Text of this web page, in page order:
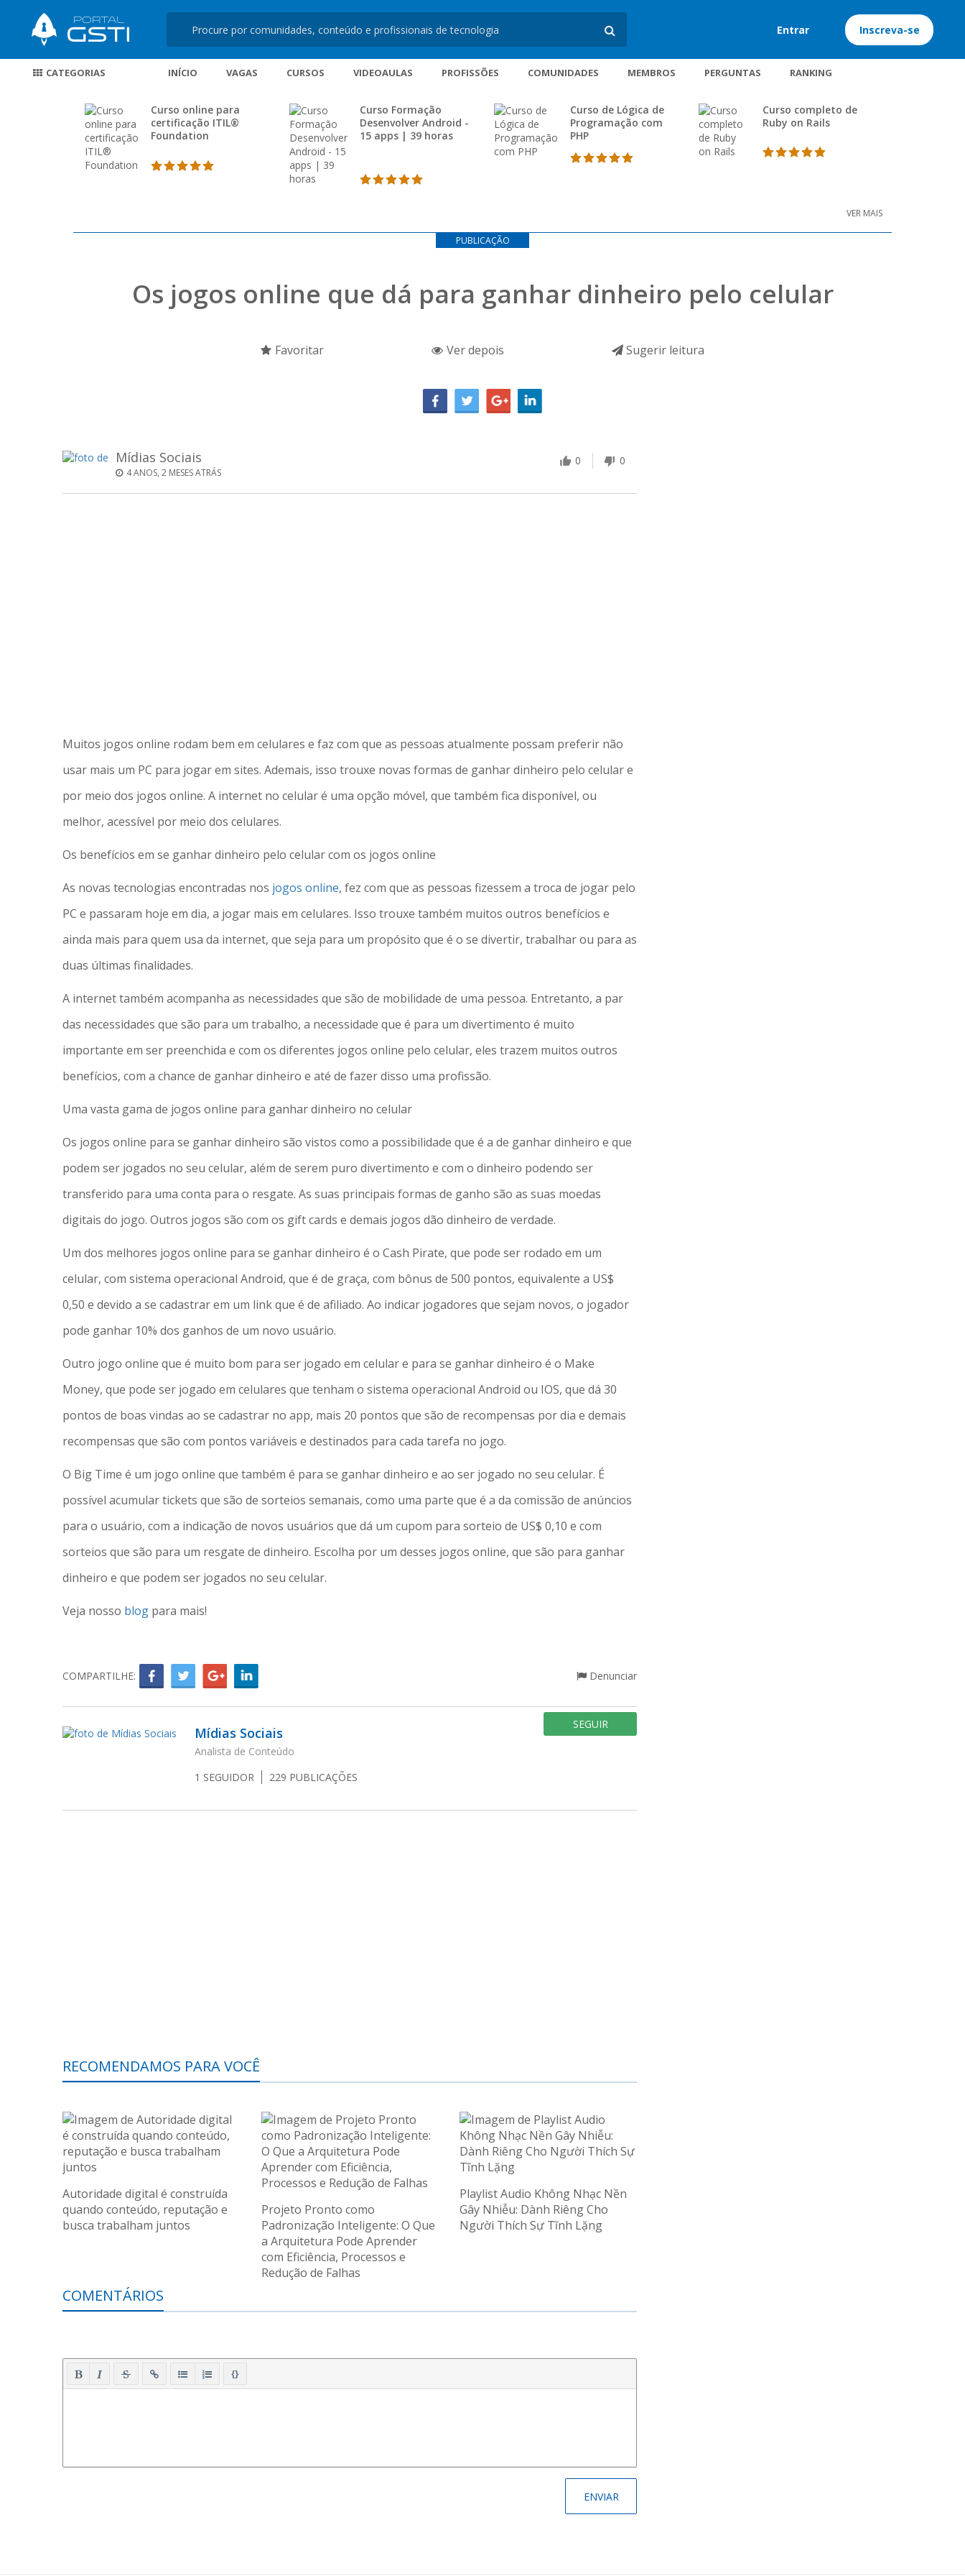
Entrar Inscreva-se
CATEGORIAS INÍCIO VAGAS CURSOS VIDEOAULAS PROFISSÕES COMUNIDADES MEMBROS PERGUNTAS RANKING
Curso online para
certificação ITIL®
Foundation
Curso Formação
Desenvolver Android -
15 apps | 39 horas
Curso de Lógica de
Programação com
PHP
Curso completo de
Ruby on Rails
VER MAIS
PUBLICAÇÃO
Os jogos online que dá para ganhar dinheiro pelo celular
Favoritar Ver depois Sugerir leitura
Mídias Sociais
4 ANOS, 2 MESES ATRÁS
0 0
Muitos jogos online rodam bem em celulares e faz com que as pessoas atualmente possam preferir não
usar mais um PC para jogar em sites. Ademais, isso trouxe novas formas de ganhar dinheiro pelo celular e
por meio dos jogos online. A internet no celular é uma opção móvel, que também fica disponível, ou
melhor, acessível por meio dos celulares.
Os benefícios em se ganhar dinheiro pelo celular com os jogos online
As novas tecnologias encontradas nos jogos online, fez com que as pessoas fizessem a troca de jogar pelo
PC e passaram hoje em dia, a jogar mais em celulares. Isso trouxe também muitos outros benefícios e
ainda mais para quem usa da internet, que seja para um propósito que é o se divertir, trabalhar ou para as
duas últimas finalidades.
A internet também acompanha as necessidades que são de mobilidade de uma pessoa. Entretanto, a par
das necessidades que são para um trabalho, a necessidade que é para um divertimento é muito
importante em ser preenchida e com os diferentes jogos online pelo celular, eles trazem muitos outros
benefícios, com a chance de ganhar dinheiro e até de fazer disso uma profissão.
Uma vasta gama de jogos online para ganhar dinheiro no celular
Os jogos online para se ganhar dinheiro são vistos como a possibilidade que é a de ganhar dinheiro e que
podem ser jogados no seu celular, além de serem puro divertimento e com o dinheiro podendo ser
transferido para uma conta para o resgate. As suas principais formas de ganho são as suas moedas
digitais do jogo. Outros jogos são com os gift cards e demais jogos dão dinheiro de verdade.
Um dos melhores jogos online para se ganhar dinheiro é o Cash Pirate, que pode ser rodado em um
celular, com sistema operacional Android, que é de graça, com bônus de 500 pontos, equivalente a US$
0,50 e devido a se cadastrar em um link que é de afiliado. Ao indicar jogadores que sejam novos, o jogador
pode ganhar 10% dos ganhos de um novo usuário.
Outro jogo online que é muito bom para ser jogado em celular e para se ganhar dinheiro é o Make
Money, que pode ser jogado em celulares que tenham o sistema operacional Android ou IOS, que dá 30
pontos de boas vindas ao se cadastrar no app, mais 20 pontos que são de recompensas por dia e demais
recompensas que são com pontos variáveis e destinados para cada tarefa no jogo.
O Big Time é um jogo online que também é para se ganhar dinheiro e ao ser jogado no seu celular. É
possível acumular tickets que são de sorteios semanais, como uma parte que é a da comissão de anúncios
para o usuário, com a indicação de novos usuários que dá um cupom para sorteio de US$ 0,10 e com
sorteios que são para um resgate de dinheiro. Escolha por um desses jogos online, que são para ganhar
dinheiro e que podem ser jogados no seu celular.
Veja nosso blog para mais!
COMPARTILHE: Denunciar
Mídias Sociais
Analista de Conteúdo
1 SEGUIDOR 229 PUBLICAÇÕES
SEGUIR
RECOMENDAMOS PARA VOCÊ
Autoridade digital é construída
quando conteúdo, reputação e
busca trabalham juntos
Projeto Pronto como
Padronização Inteligente: O Que
a Arquitetura Pode Aprender
com Eficiência, Processos e
Redução de Falhas
Playlist Audio Không Nhạc Nền
Gây Nhiễu: Dành Riêng Cho
Người Thích Sự Tĩnh Lặng
COMENTÁRIOS
{}